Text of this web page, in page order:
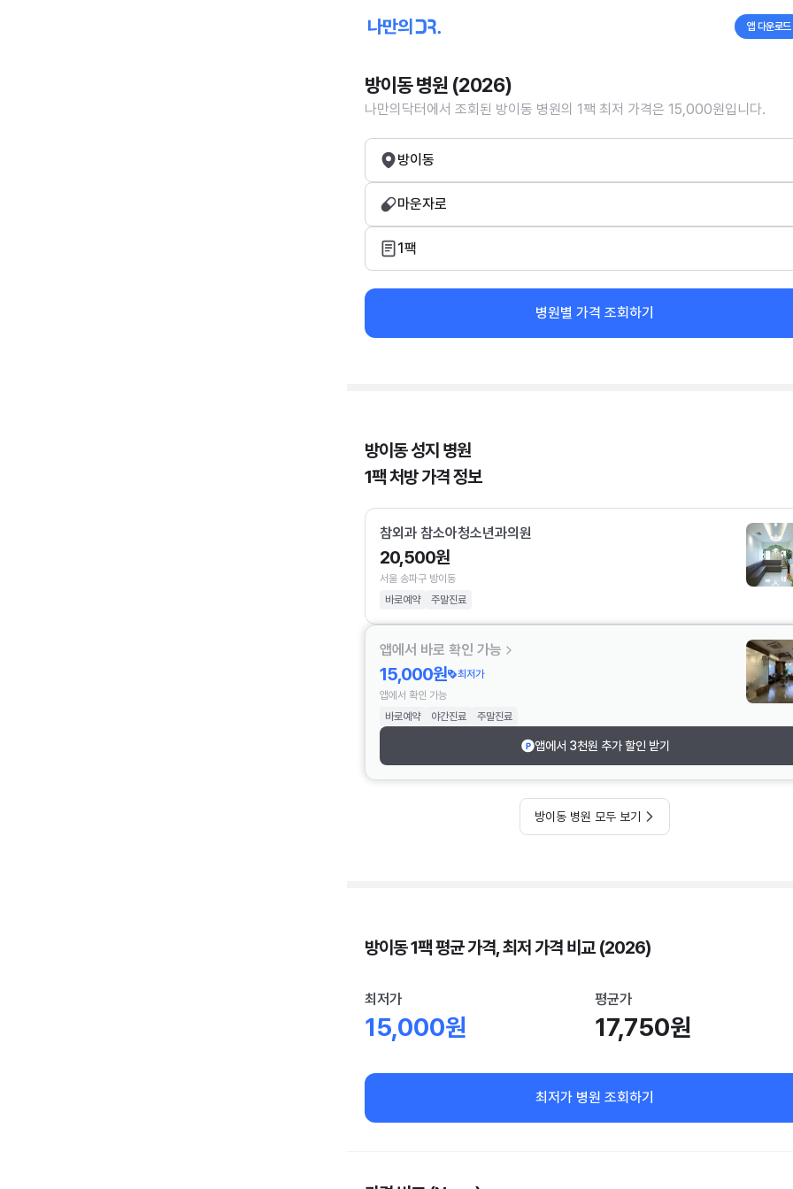
앱 다운로드
방이동 병원 (2026)
나만의닥터에서 조회된 방이동 병원의 1팩 최저 가격은 15,000원입니다.
방이동
마운자로
1팩
병원별 가격 조회하기
방이동 성지 병원
1팩 처방 가격 정보
참외과 참소아청소년과의원
20,500원
서울 송파구 방이동
바로예약
주말진료
앱에서 바로 확인 가능
15,000원
최저가
앱에서 확인 가능
바로예약
야간진료 주말진료
앱에서 3천원 추가 할인 받기
방이동 병원 모두 보기
방이동 1팩 평균 가격, 최저 가격 비교 (2026)
최저가
15,000원
평균가
17,750원
최저가 병원 조회하기